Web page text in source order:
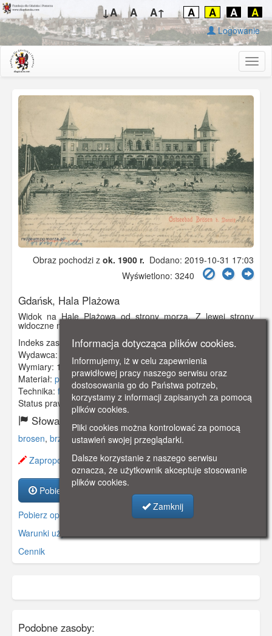
↓A A A↑ A A A A
Logowanie
Obraz pochodzi z ok. 1900 r. Dodano: 2019-10-31 17:03
Wyświetlono: 3240
Gdańsk, Hala Plażowa
Widok na Halę Plażowa od strony morza. Z lewej strony
widoczne molo. Obieg 1906 rok.
Indeks zasobu:GSP01048
Wydawca:
Stengel & Co., G.m.b.H., Dresden
Wymiary: 140 x 90 mm
Materiał: pocztówka
Technika: fotografia czarno-biała
Status prawny:Użycie Niekomercyjne
Słowa kluczowe:
brosen, brzeźno,plaża ,molo,molo w brzeźnie
Zaproponuj zmianę opisu.
Pobierz zasób
Pobierz opis
Warunki używania zasobów.
Cennik
Podobne zasoby:
Informacja dotycząca plików cookies.
Informujemy, iż w celu zapewnienia
prawidłowej pracy naszego serwisu oraz
dostosowania go do Państwa potrzeb,
korzystamy z informacji zapisanych za pomocą
plików cookies.
Pliki cookies można kontrolować za pomocą
ustawień swojej przeglądarki.
Dalsze korzystanie z naszego serwisu
oznacza, że użytkownik akceptuje stosowanie
plików cookies.
Zamknij